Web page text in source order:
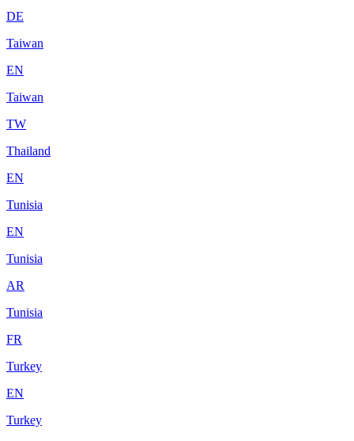
DE
Taiwan
EN
Taiwan
TW
Thailand
EN
Tunisia
EN
Tunisia
AR
Tunisia
FR
Turkey
EN
Turkey